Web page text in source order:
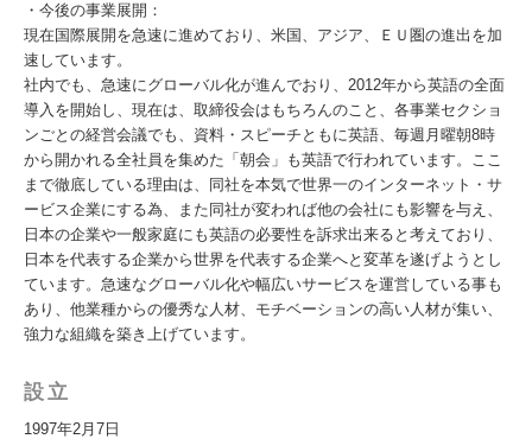
・今後の事業展開：
現在国際展開を急速に進めており、米国、アジア、ＥＵ圏の進出を加
速しています。
社内でも、急速にグローバル化が進んでおり、2012年から英語の全面
導入を開始し、現在は、取締役会はもちろんのこと、各事業セクショ
ンごとの経営会議でも、資料・スピーチともに英語、毎週月曜朝8時
から開かれる全社員を集めた「朝会」も英語で行われています。ここ
まで徹底している理由は、同社を本気で世界一のインターネット・サ
ービス企業にする為、また同社が変われば他の会社にも影響を与え、
日本の企業や一般家庭にも英語の必要性を訴求出来ると考えており、
日本を代表する企業から世界を代表する企業へと変革を遂げようとし
ています。急速なグローバル化や幅広いサービスを運営している事も
あり、他業種からの優秀な人材、モチベーションの高い人材が集い、
強力な組織を築き上げています。
設立
1997年2月7日